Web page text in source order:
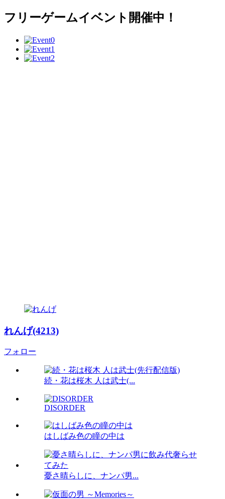
フリーゲームイベント開催中！
れんげ(4213)
フォロー
続・花は桜木 人は武士(...
DISORDER
はしばみ色の瞳の中は
憂さ晴らしに、ナンパ男...